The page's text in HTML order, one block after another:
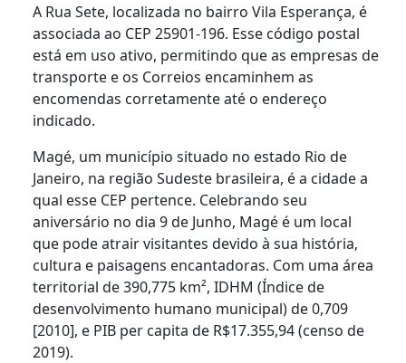
A Rua Sete, localizada no bairro Vila Esperança, é
associada ao CEP 25901-196. Esse código postal
está em uso ativo, permitindo que as empresas de
transporte e os Correios encaminhem as
encomendas corretamente até o endereço
indicado.
Magé, um município situado no estado Rio de
Janeiro, na região Sudeste brasileira, é a cidade a
qual esse CEP pertence. Celebrando seu
aniversário no dia 9 de Junho, Magé é um local
que pode atrair visitantes devido à sua história,
cultura e paisagens encantadoras. Com uma área
territorial de 390,775 km², IDHM (Índice de
desenvolvimento humano municipal) de 0,709
[2010], e PIB per capita de R$17.355,94 (censo de
2019).